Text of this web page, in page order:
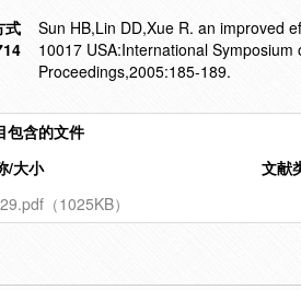
式
Sun HB,Lin DD,Xue R. an improved
10017 USA:International
Proceedings,2005:185-189.
包含的文件
/大小
文献
（1025KB）